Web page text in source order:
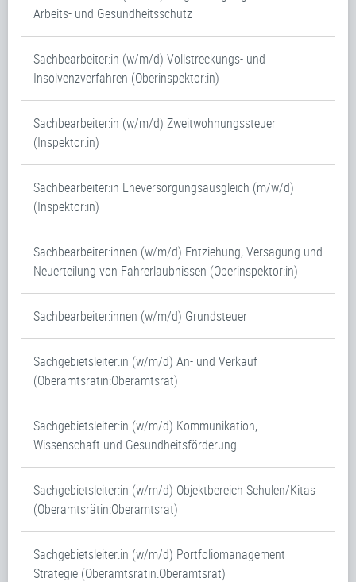
Arbeits- und Gesundheitsschutz
Sachbearbeiter:in (w/m/d) Vollstreckungs- und
Insolvenzverfahren (Oberinspektor:in)
Sachbearbeiter:in (w/m/d) Zweitwohnungssteuer
(Inspektor:in)
Sachbearbeiter:in Eheversorgungsausgleich (m/w/d)
(Inspektor:in)
Sachbearbeiter:innen (w/m/d) Entziehung, Versagung und
Neuerteilung von Fahrerlaubnissen (Oberinspektor:in)
Sachbearbeiter:innen (w/m/d) Grundsteuer
Sachgebietsleiter:in (w/m/d) An- und Verkauf
(Oberamtsrätin:Oberamtsrat)
Sachgebietsleiter:in (w/m/d) Kommunikation,
Wissenschaft und Gesundheitsförderung
Sachgebietsleiter:in (w/m/d) Objektbereich Schulen/Kitas
(Oberamtsrätin:Oberamtsrat)
Sachgebietsleiter:in (w/m/d) Portfoliomanagement
Strategie (Oberamtsrätin:Oberamtsrat)